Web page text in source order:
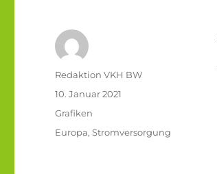
Autor
Redaktion VKH BW
Veröffentlicht
10. Januar 2021
Kategorien
Grafiken
Schlagwörter
Europa,Stromversorgung